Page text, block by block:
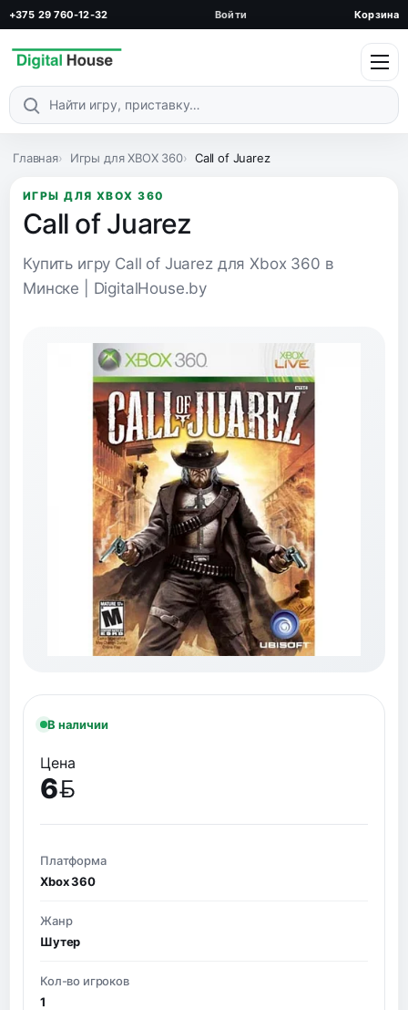
+375 29 760-12-32 Войти Корзина
Поиск по каталогу
Главная Игры для XBOX 360 Call of Juarez
ИГРЫ ДЛЯ XBOX 360
Call of Juarez
Купить игру Call of Juarez для Xbox 360 в
Минске | DigitalHouse.by
В наличии
Цена
6
BYN
Платформа
Xbox 360
Жанр
Шутер
Кол-во игроков
1